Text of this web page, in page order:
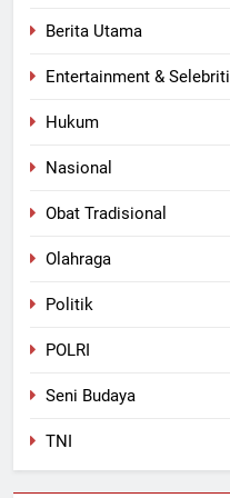
Berita Utama
Entertainment & Selebriti
Hukum
Nasional
Obat Tradisional
Olahraga
Politik
POLRI
Seni Budaya
TNI